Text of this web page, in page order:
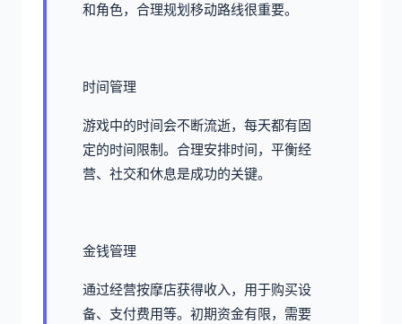
和角色，合理规划移动路线很重要。
时间管理
游戏中的时间会不断流逝，每天都有固
定的时间限制。合理安排时间，平衡经
营、社交和休息是成功的关键。
金钱管理
通过经营按摩店获得收入，用于购买设
备、支付费用等。初期资金有限，需要